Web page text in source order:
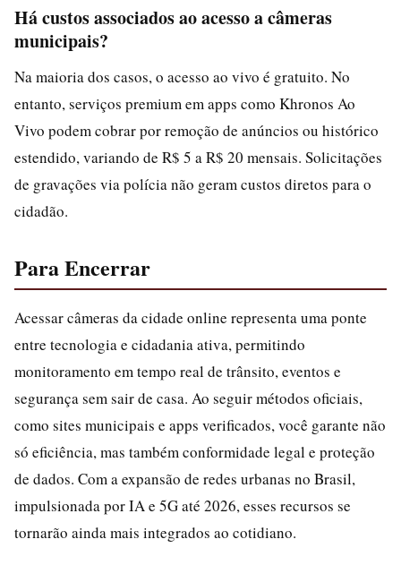
Há custos associados ao acesso a câmeras
municipais?
Na maioria dos casos, o acesso ao vivo é gratuito. No
entanto, serviços premium em apps como Khronos Ao
Vivo podem cobrar por remoção de anúncios ou histórico
estendido, variando de R$ 5 a R$ 20 mensais. Solicitações
de gravações via polícia não geram custos diretos para o
cidadão.
Para Encerrar
Acessar câmeras da cidade online representa uma ponte
entre tecnologia e cidadania ativa, permitindo
monitoramento em tempo real de trânsito, eventos e
segurança sem sair de casa. Ao seguir métodos oficiais,
como sites municipais e apps verificados, você garante não
só eficiência, mas também conformidade legal e proteção
de dados. Com a expansão de redes urbanas no Brasil,
impulsionada por IA e 5G até 2026, esses recursos se
tornarão ainda mais integrados ao cotidiano.